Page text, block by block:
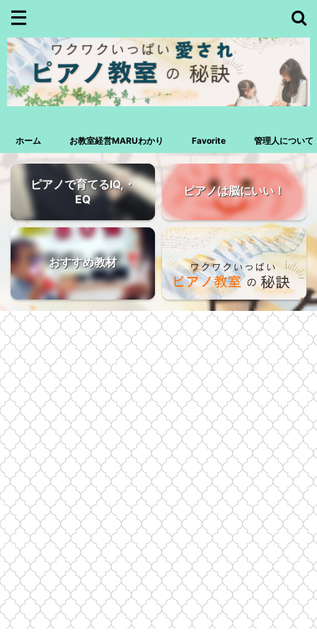
ホーム お教室経営MARUわかり Favorite 管理人について
ピアノで育てるIQ,・
EQ
ピアノは脳にいい！
おすすめ教材